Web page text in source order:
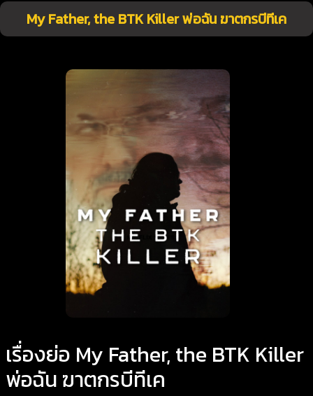
My Father, the BTK Killer พ่อฉัน ฆาตกรบีทีเค
เรื่องย่อ My Father, the BTK Killer
พ่อฉัน ฆาตกรบีทีเค